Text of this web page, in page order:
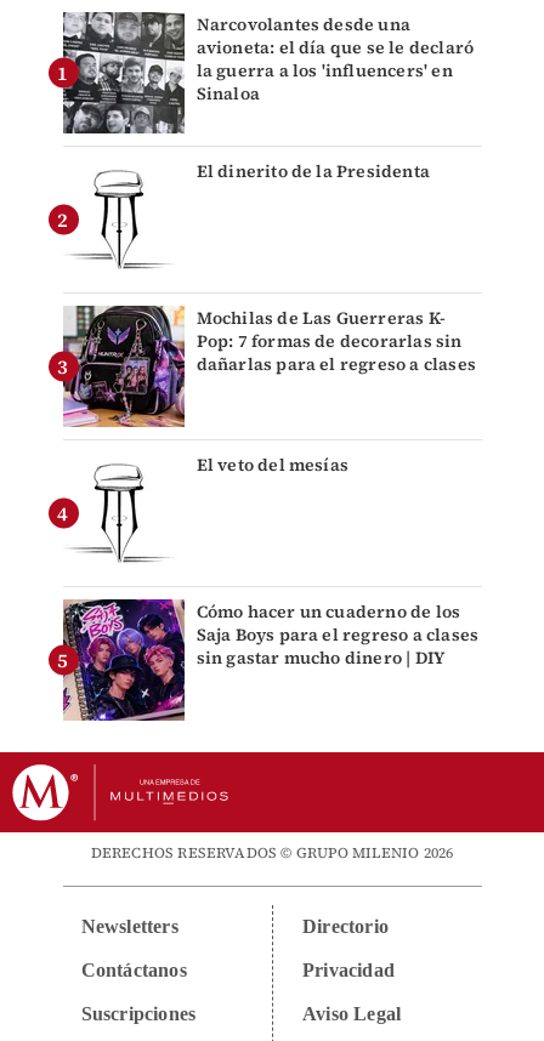
Narcovolantes desde una
avioneta: el día que se le declaró
la guerra a los 'influencers' en
Sinaloa
El dinerito de la Presidenta
Mochilas de Las Guerreras K-
Pop: 7 formas de decorarlas sin
dañarlas para el regreso a clases
El veto del mesías
Cómo hacer un cuaderno de los
Saja Boys para el regreso a clases
sin gastar mucho dinero | DIY
DERECHOS RESERVADOS © GRUPO MILENIO 2026
Newsletters
Contáctanos
Suscripciones
Directorio
Privacidad
Aviso Legal